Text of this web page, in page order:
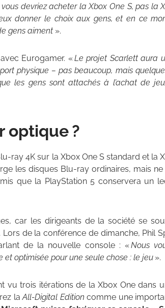
devriez acheter la Xbox One S, pas la
donner le choix aux gens, et en ce
gens aiment ».
Eurogamer. «Le projet Scarlett aura
physique – pas beaucoup, mais
les gens sont attachés à l’achat de
optique ?
ray 4K sur la Xbox One S standard et la
les disques Blu-ray ordinaires, mais
que la PlayStation 5 conservera un
car les dirigeants de la société se
de la conférence de dimanche, Phil
de la nouvelle console : «Nous
optimisée pour une seule chose : le jeu ».
vu trois itérations de la Xbox One dans
laAll-Digital Edition comme une